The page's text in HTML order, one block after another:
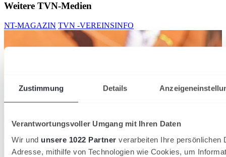
Zustimmung Details
Verantwortungsvoller Umgang mit Ihren Daten
Wir und unsere 1022 Partner verarbeiten Ihre persönlichen
Adresse, mithilfe von Technologien wie Cookies, um
Weitere TVN-Medien
NT-MAGAZIN TVN -VEREINSINFO